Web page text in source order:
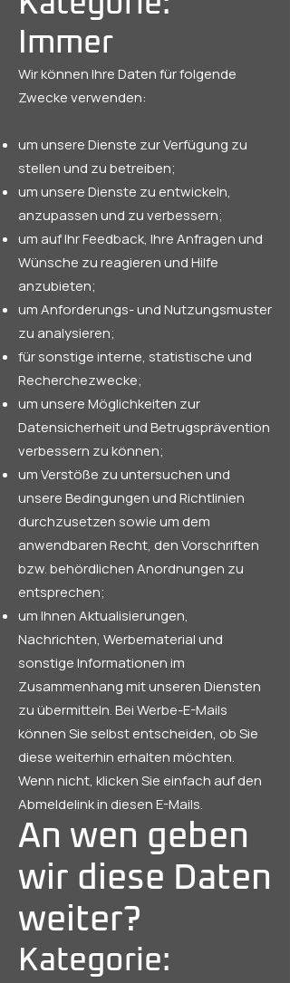
Immer
Wir können Ihre Daten für folgende
Zwecke verwenden:
um unsere Dienste zur Verfügung zu
stellen und zu betreiben;
um unsere Dienste zu entwickeln,
anzupassen und zu verbessern;
um auf Ihr Feedback, Ihre Anfragen und
Wünsche zu reagieren und Hilfe
anzubieten;
um Anforderungs- und Nutzungsmuster
zu analysieren;
für sonstige interne, statistische und
Recherchezwecke;
um unsere Möglichkeiten zur
Datensicherheit und Betrugsprävention
verbessern zu können;
um Verstöße zu untersuchen und
unsere Bedingungen und Richtlinien
durchzusetzen sowie um dem
anwendbaren Recht, den Vorschriften
bzw. behördlichen Anordnungen zu
entsprechen;
um Ihnen Aktualisierungen,
Nachrichten, Werbematerial und
sonstige Informationen im
Zusammenhang mit unseren Diensten
zu übermitteln. Bei Werbe-E-Mails
können Sie selbst entscheiden, ob Sie
diese weiterhin erhalten möchten.
Wenn nicht, klicken Sie einfach auf den
Abmeldelink in diesen E-Mails.
An wen geben
wir diese Daten
weiter?
Kategorie: